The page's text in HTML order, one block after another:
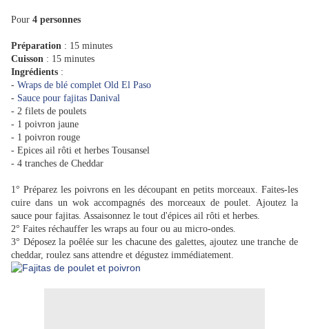
Pour 4 personnes
Préparation : 15 minutes
Cuisson : 15 minutes
Ingrédients :
- Wraps de blé complet Old El Paso
- Sauce pour fajitas Danival
- 2 filets de poulets
- 1 poivron jaune
- 1 poivron rouge
- Epices ail rôti et herbes Tousansel
- 4 tranches de Cheddar
1° Préparez les poivrons en les découpant en petits morceaux. Faites-les
cuire dans un wok accompagnés des morceaux de poulet. Ajoutez la
sauce pour fajitas. Assaisonnez le tout d'épices ail rôti et herbes.
2° Faites réchauffer les wraps au four ou au micro-ondes.
3° Déposez la poêlée sur les chacune des galettes, ajoutez une tranche de
cheddar, roulez sans attendre et dégustez immédiatement.